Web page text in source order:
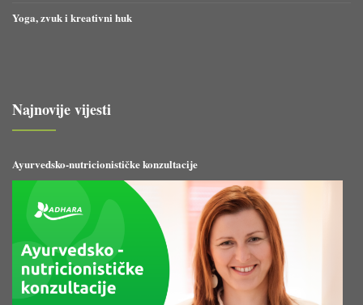
Yoga, zvuk i kreativni huk
Najnovije vijesti
Ayurvedsko-nutricionističke konzultacije